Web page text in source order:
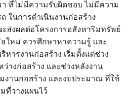
า ที่ไม่มีความรับผิดชอบ ไม่มีความ
ในการดำเนินงานก่อสร้าง
ะส่งผลต่อโครงการอสังหาริมทรัพย์
หม่ ควรศึกษาหาความรู้ และ
หารงานก่อสร้าง เริ่มตั้งแต่ช่วง
างก่อสร้าง และช่วงหลังงาน
งานก่อสร้าง และงบประมาณ ที่ใช้
ที่วางแผนไว้